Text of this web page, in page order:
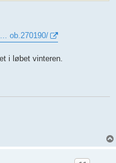
ob.270190/
i løbet vinteren.